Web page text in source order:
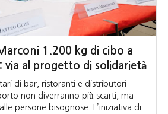
1.200 kg di cibo a
via al progetto di solidarietà
di bar, ristoranti e distributori
non diverranno più scarti, ma
persone bisognose. L’iniziativa di